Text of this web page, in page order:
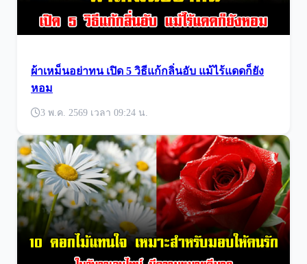
ผ้าเหม็นอย่าทน เปิด 5 วิธีแก้กลิ่นอับ แม้ไร้แดดก็ยัง
หอม
3 พ.ค. 2569 เวลา 09:24 น.